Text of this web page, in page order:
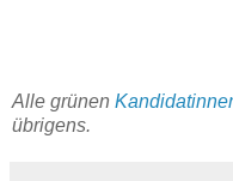
Alle grünen
übrigens.